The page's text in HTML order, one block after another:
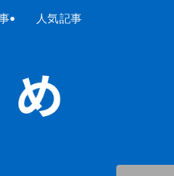
人気記事